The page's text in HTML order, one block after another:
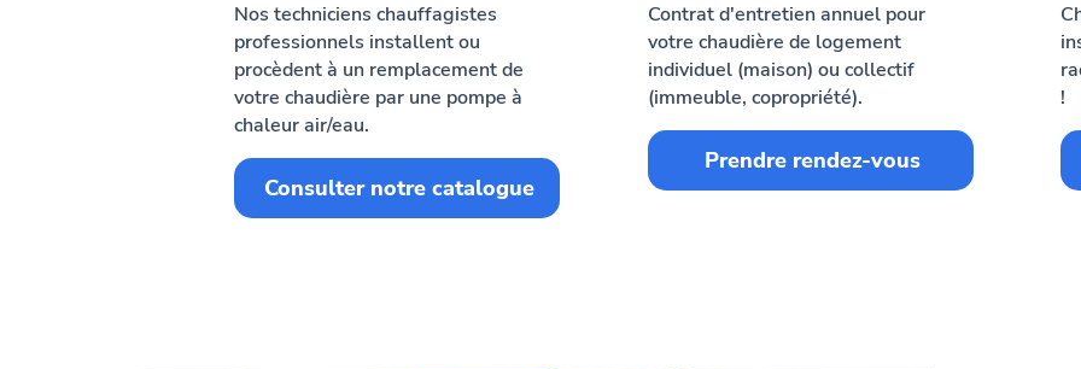
Nos techniciens chauffagistes
professionnels installent ou
procèdent à un remplacement de
votre chaudière par une pompe à
chaleur air/eau.
Consulter notre catalogue
Contrat d'entretien annuel pour
votre chaudière de logement
individuel (maison) ou collectif
(immeuble, copropriété).
Prendre rendez-vous
!